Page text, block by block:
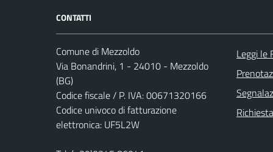
CONTATTI
Comune di Mezzoldo
Via Bonandrini, 1 - 24010 - Mezzoldo
(BG)
Codice fiscale / P. IVA: 00671320166
Codice univoco di fatturazione
elettronica: UF5L2W
Leggi le